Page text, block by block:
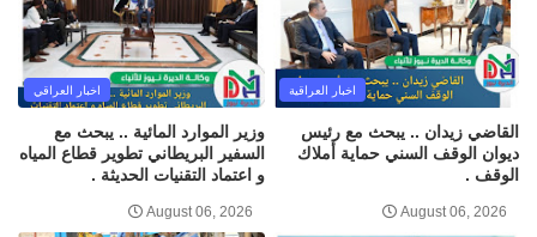
اخبار العراقية
القاضي زيدان .. يبحث مع رئيس
ديوان الوقف السني حماية أملاك
الوقف .
August 06, 2026
اخبار العراقي
وزير الموارد المائية .. يبحث مع
السفير البريطاني تطوير قطاع المياه
و اعتماد التقنيات الحديثة .
August 06, 2026